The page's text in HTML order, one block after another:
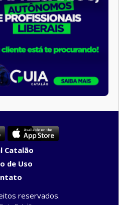
Catalão
de Uso
reservados.